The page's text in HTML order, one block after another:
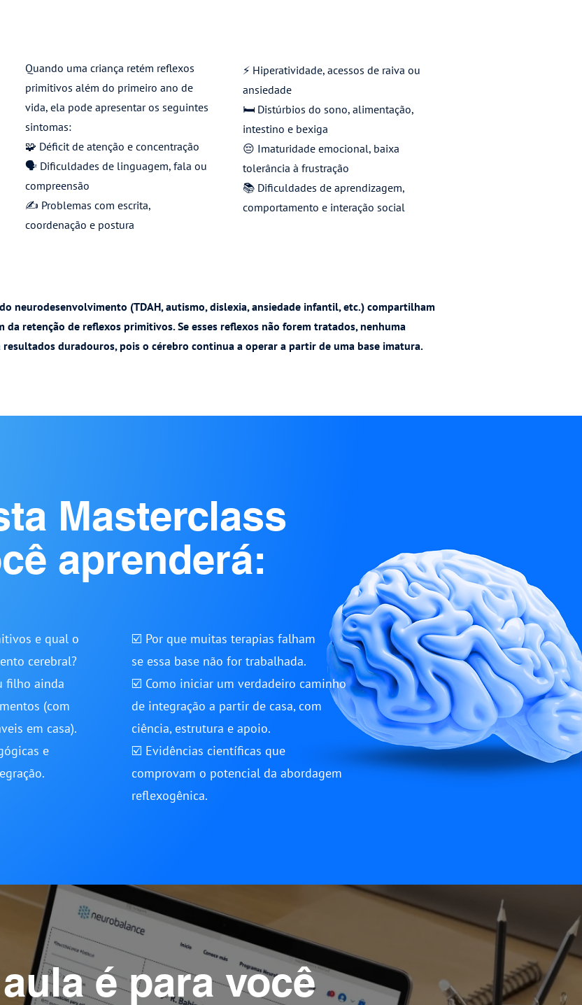
Quando uma criança retém reflexos
primitivos além do primeiro ano de
vida, ela pode apresentar os seguintes
sintomas:
🧩 Déficit de atenção e concentração
🗣️ Dificuldades de linguagem, fala ou
compreensão
✍️ Problemas com escrita,
coordenação e postura
⚡ Hiperatividade, acessos de raiva ou
ansiedade
🛏️ Distúrbios do sono, alimentação,
intestino e bexiga
😔 Imaturidade emocional, baixa
tolerância à frustração
📚 Dificuldades de aprendizagem,
comportamento e interação social
neurodesenvolvimento (TDAH, autismo, dislexia, ansiedade infantil, etc.) compartilham
da retenção de reflexos primitivos. Se esses reflexos não forem tratados, nenhuma
duradouros, pois o cérebro continua a operar a partir de uma base imatura.
Masterclass
aprenderá:
e qual o
cerebral?
filho ainda
(com
em casa).
e
☑️ Por que muitas terapias falham
se essa base não for trabalhada.
☑️ Como iniciar um verdadeiro caminho
de integração a partir de casa, com
ciência, estrutura e apoio.
☑️ Evidências científicas que
comprovam o potencial da abordagem
reflexogênica.
é para você